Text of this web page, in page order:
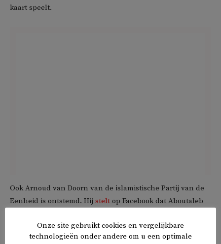
kaart speelt.
Ook Arnoud van Doorn van de islamistische Partij van de
Eenheid is ontstemd. Hij stelt op Facebook dat Aboutaleb
roots heeft beledigd. Onder zijn bericht delen reageerders
zijn woede:
Onze site gebruikt cookies en vergelijkbare
technologieën onder andere om u een optimale